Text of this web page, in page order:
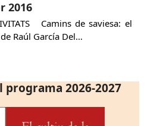
2016
Camins de saviesa: el
Raúl García Del…
programa 2026-2027